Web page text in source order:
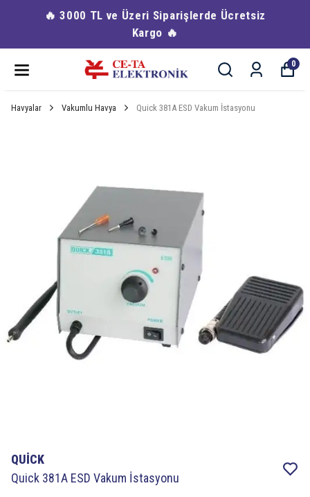
🔥 3000 TL ve Üzeri Siparişlerde Ücretsiz
Kargo 🔥
0
Havyalar Vakumlu Havya Quick 381A ESD Vakum İstasyonu
QUİCK
Quick 381A ESD Vakum İstasyonu